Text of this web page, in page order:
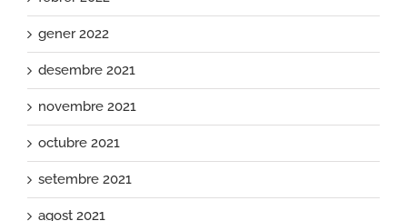
gener 2022
desembre 2021
novembre 2021
octubre 2021
setembre 2021
agost 2021